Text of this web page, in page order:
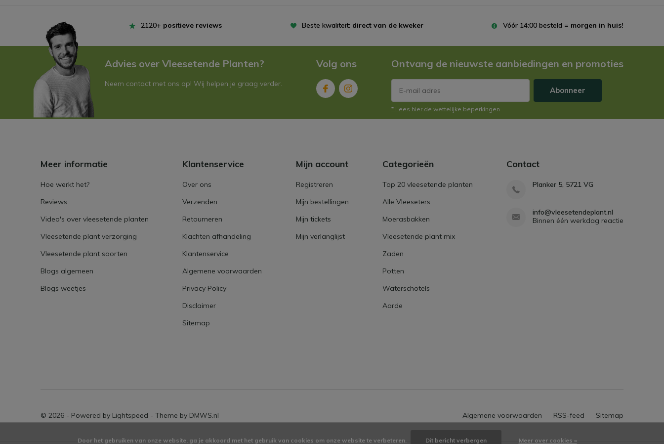
2120+ positieve reviews Beste kwaliteit: direct van de kweker Vóór 14:00 besteld = morgen in huis!
Advies over Vleesetende Planten?
Neem contact met ons op! Wij helpen je graag verder.
Volg ons Ontvang de nieuwste aanbiedingen en promoties
Abonneer
* Lees hier de wettelijke beperkingen
Meer informatie
Hoe werkt het?
Reviews
Video's over vleesetende planten
Vleesetende plant verzorging
Vleesetende plant soorten
Blogs algemeen
Blogs weetjes
Klantenservice
Over ons
Verzenden
Retourneren
Klachten afhandeling
Klantenservice
Algemene voorwaarden
Privacy Policy
Disclaimer
Sitemap
Mijn account
Registreren
Mijn bestellingen
Mijn tickets
Mijn verlanglijst
Categorieën
Top 20 vleesetende planten
Alle Vleeseters
Moerasbakken
Vleesetende plant mix
Zaden
Potten
Waterschotels
Aarde
Contact
Planker 5, 5721 VG
info@vleesetendeplant.nl
Binnen één werkdag reactie
© 2026 - Powered by Lightspeed - Theme by DMWS.nl Algemene voorwaarden RSS-feed Sitemap
Door het gebruiken van onze website, ga je akkoord met het gebruik van cookies om onze website te verbeteren. Dit bericht verbergen Meer over cookies »